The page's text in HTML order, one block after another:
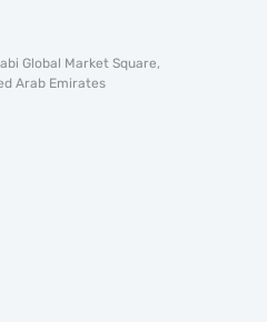
Global Market Square,
Arab Emirates